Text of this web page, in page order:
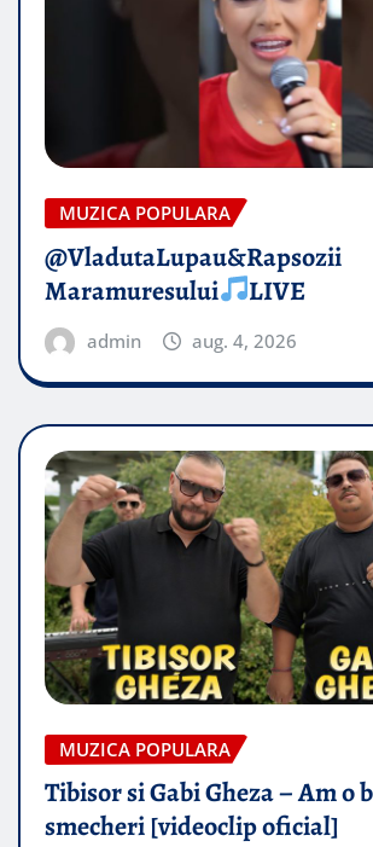
MUZICA POPULARA
@VladutaLupau&Rapsozii
Maramuresului
LIVE
admin aug. 4, 2026
MUZICA POPULARA
Tibisor si Gabi Gheza – Am o
smecheri [videoclip oficial]